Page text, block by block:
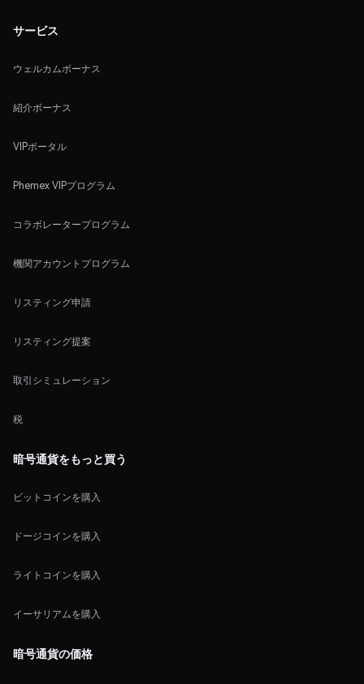
サービス
ウェルカムボーナス
紹介ボーナス
VIPポータル
Phemex VIPプログラム
コラボレータープログラム
機関アカウントプログラム
リスティング申請
リスティング提案
取引シミュレーション
税
暗号通貨をもっと買う
ビットコインを購入
ドージコインを購入
ライトコインを購入
イーサリアムを購入
暗号通貨の価格